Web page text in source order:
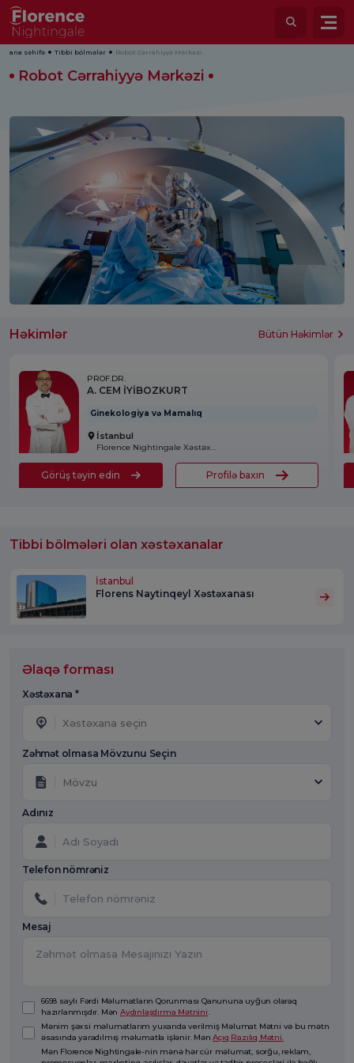
ana səhifə Tibbi bölmələr Robot Cərrahiyyə Mərkəzi
Robot Cərrahiyyə Mərkəzi
Həkimlər Bütün Həkimlər
PROF.DR.
A. CEM İYİBOZKURT
Ginekologiya və Mamalıq
İstanbul
Florence Nightingale Xəstəxanası
Görüş təyin edin Profilə baxın
Tibbi bölmələri olan xəstəxanalar
İstanbul
Florens Naytinqeyl Xəstəxanası
Əlaqə forması
Xəstəxana *
Xəstəxana seçin
Zəhmət olmasa Mövzunu Seçin
Mövzu
Adınız
Telefon nömrəniz
Mesaj
6698 saylı Fərdi Məlumatların Qorunması Qanununa uyğun olaraq
hazırlanmışdır. Mən Aydınlaşdırma Mətnini.
Mənim şəxsi məlumatlarım yuxarıda verilmiş Məlumat Mətni və bu mətn
əsasında yaradılmış məlumatla işlənir. MənAçıq Razılıq Mətni.
Mən Florence Nightingale-nin mənə hər cür məlumat, sorğu, reklam,